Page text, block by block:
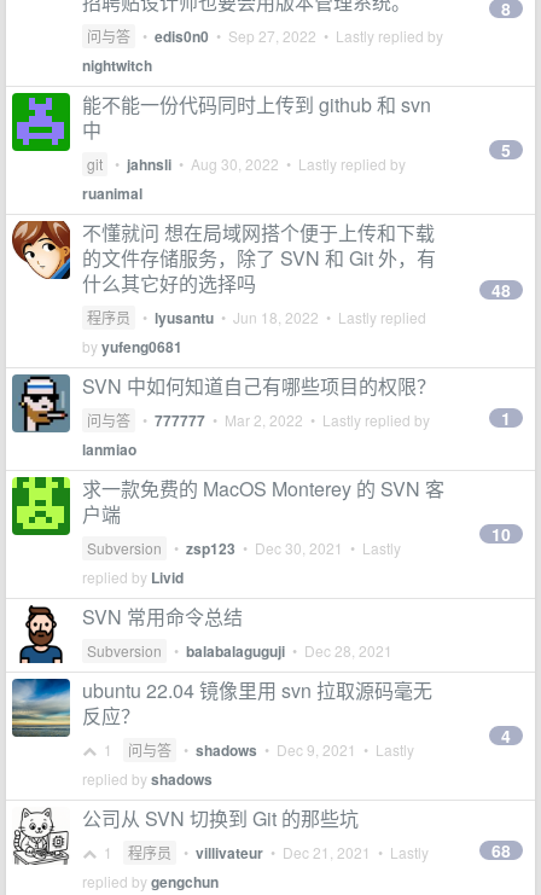
问与答 • edis0n0 • Sep 27, 2022 • Lastly replied by
nightwitch
8
能不能一份代码同时上传到 github 和 svn
中
git • jahnsli • Aug 30, 2022 • Lastly replied by
ruanimal
5
不懂就问 想在局域网搭个便于上传和下载
的文件存储服务，除了 SVN 和 Git 外，有
什么其它好的选择吗
程序员 • lyusantu • Jun 18, 2022 • Lastly replied
byyufeng0681
48
SVN 中如何知道自己有哪些项目的权限？
问与答 • 777777 • Mar 2, 2022 • Lastly replied by
lanmiao
1
求一款免费的 MacOS Monterey 的 SVN 客
户端
Subversion • zsp123 • Dec 30, 2021 • Lastly
replied by Livid
10
SVN 常用命令总结
Subversion • balabalaguguji • Dec 28, 2021
ubuntu 22.04 镜像里用 svn 拉取源码毫无
反应？
1 问与答 • shadows • Dec 9, 2021 • Lastly
replied byshadows
4
公司从 SVN 切换到 Git 的那些坑
1 程序员 • villivateur • Dec 21, 2021 • Lastly
replied bygengchun
68